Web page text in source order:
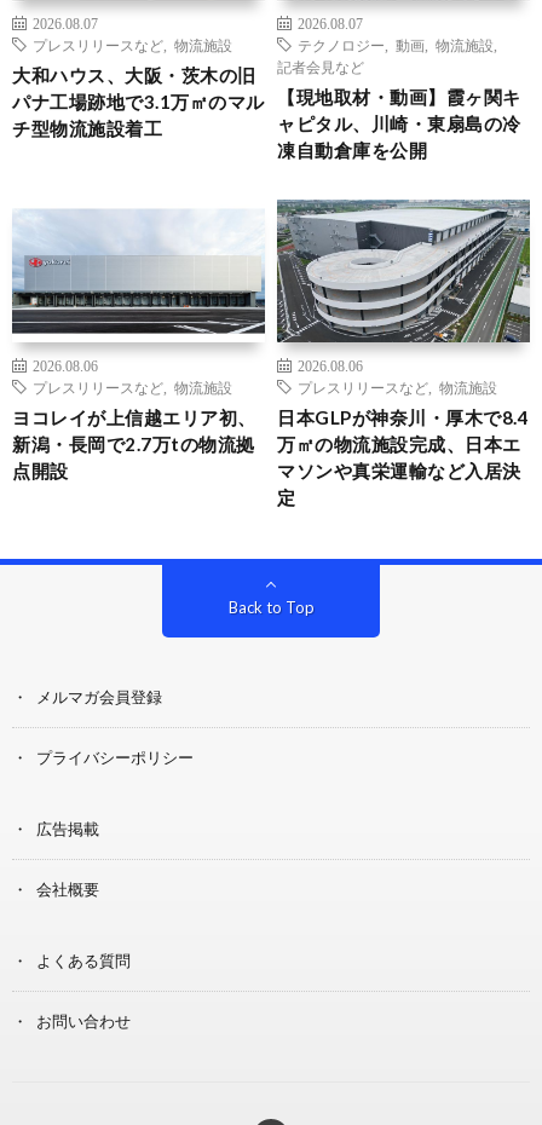
2026.08.07
プレスリリースなど
物流施設
大和ハウス、大阪・茨木の旧
パナ工場跡地で3.1万㎡のマル
チ型物流施設着工
2026.08.07
テクノロジー
動画 物流施設
記者会見など
【現地取材・動画】霞ヶ関キ
ャピタル、川崎・東扇島の冷
凍自動倉庫を公開
2026.08.06
プレスリリースなど
物流施設
ヨコレイが上信越エリア初、
新潟・長岡で2.7万tの物流拠
点開設
2026.08.06
プレスリリースなど
物流施設
日本GLPが神奈川・厚木で8.4
万㎡の物流施設完成、日本エ
マソンや真栄運輸など入居決
定
Back to Top
メルマガ会員登録
プライバシーポリシー
広告掲載
会社概要
よくある質問
お問い合わせ